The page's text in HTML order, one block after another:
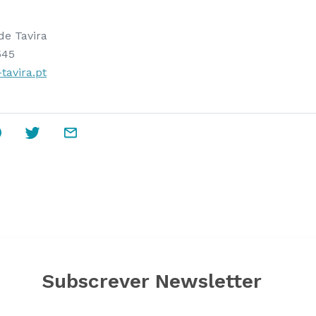
Tavira
Subscrever Newsletter